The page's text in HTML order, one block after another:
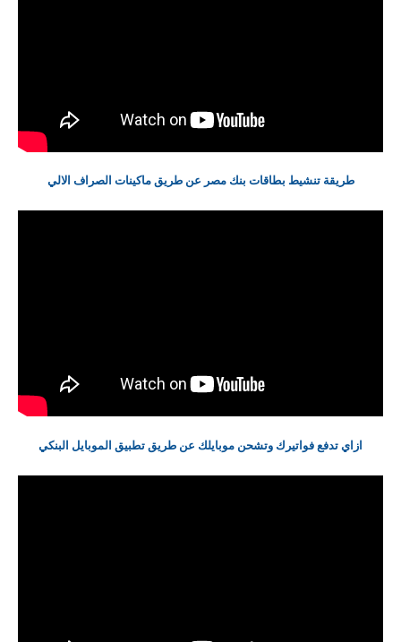
طريقة تنشيط بطاقات بنك مصر عن طريق ماكينات الصراف الالي
ازاي تدفع فواتيرك وتشحن موبايلك عن طريق تطبيق الموبايل البنكي